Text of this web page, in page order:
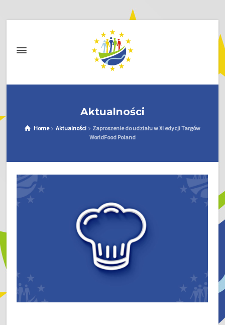
Aktualności
Home Aktualności
Zaproszenie do udziału w XI edycji Targów
WorldFood Poland